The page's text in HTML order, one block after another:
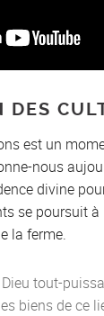
est un
nous
divine
se poursuit
la ferme.
tout-
biens de ce